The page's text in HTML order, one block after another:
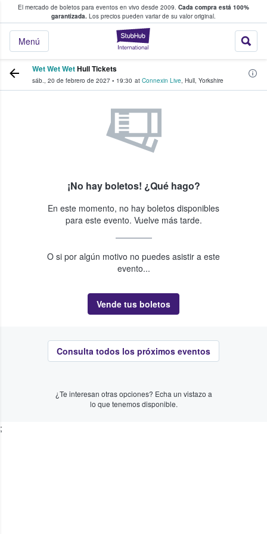
El mercado de boletos para eventos en vivo desde 2009. Cada compra está 100%
garantizada. Los precios pueden variar de su valor original.
StubHub: donde
Menú
fans compran y venden boletos
Wet Wet WetHull Tickets
sáb., 20 de febrero de 2027 • 19:30 at Connexin Live, Hull, Yorkshire
¡No hay boletos! ¿Qué hago?
En este momento, no hay boletos disponibles
para este evento. Vuelve más tarde.
O si por algún motivo no puedes asistir a este
evento...
Vende tus boletos
Consulta todos los próximos eventos
¿Te interesan otras opciones? Echa un vistazo a
lo que tenemos disponible.
;